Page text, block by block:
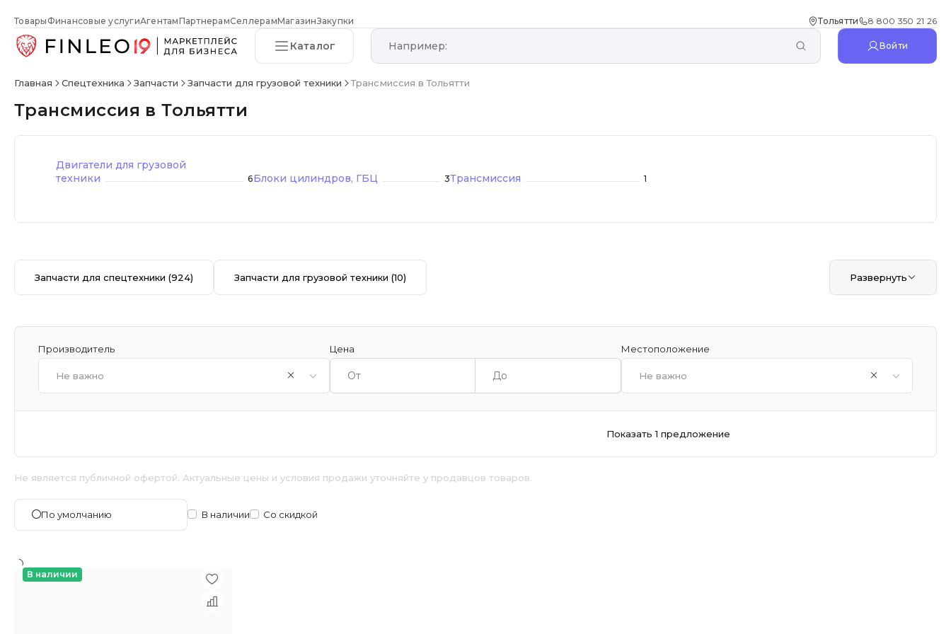
Товары Финансовые услугиАгентамПартнерамСеллерамМагазинЗакупки Тольятти 8 800 350 21 26
Каталог Войти
Главная Спецтехника Запчасти Запчасти для грузовой техники Трансмиссия в Тольятти
Трансмиссия в Тольятти
Двигатели для грузовой
техники
6Блоки цилиндров, ГБЦ 3Трансмиссия 1
Запчасти для спецтехники(924) Запчасти для грузовой техники(10) Развернуть
Производитель
Не важно
Цена Местоположение
Не важно
Показать 1 предложение
Не является публичной офертой. Актуальные цены и условия продажи уточняйте у продавцов товаров.
По умолчанию В наличии Со скидкой
В наличии